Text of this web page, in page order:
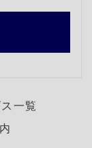
一覧